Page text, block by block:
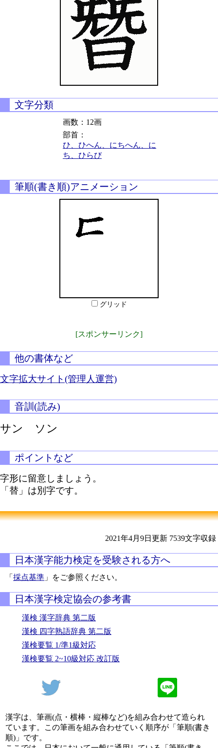
文字分類
画数：12画
部首：
ひ、ひへん、にちへん、に
ち、ひらび
筆順(書き順)アニメーション
グリッド
[スポンサーリンク]
他の書体など
文字拡大サイト(管理人運営)
音訓(読み)
サン ソン
ポイントなど
字形に留意しましょう。
「替」は別字です。
2021年4月9日更新 7539文字収録
日本漢字能力検定を受験される方へ
「採点基準 」をご参照ください。
日本漢字検定協会の参考書
漢検 漢字辞典 第二版
漢検 四字熟語辞典 第二版
漢検要覧 1/準1級対応
漢検要覧 2~10級対応 改訂版
漢字は、筆画(点・横棒・縦棒など)を組み合わせて造られ
ています。この筆画を組み合わせていく順序が「筆順(書き
順)」です。